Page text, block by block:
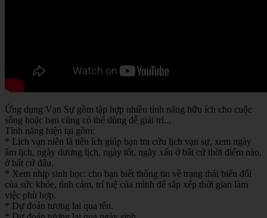
Ứng dụng Vạn Sự gồm tập hợp nhiều tính năng hữu ích cho cuộc
sống hoặc bạn cũng có thể dùng để giải trí...
Tính năng hiện tại gồm:
* Lịch vạn niên là tiện ích giúp bạn tra cứu lịch vạn sự, xem ngày
âm lịch, ngày dương lịch, ngày tốt, ngày xấu ở bất cứ thời điểm nào,
ở bất cứ đâu.
* Xem nhịp sinh học: cho bạn biết thông tin về trạng thái biến đổi
của sức khỏe, tình cảm, trí tuệ của mình để sắp xếp thời gian làm
việc phù hợp.
* Dự đoán tương lai qua tên.